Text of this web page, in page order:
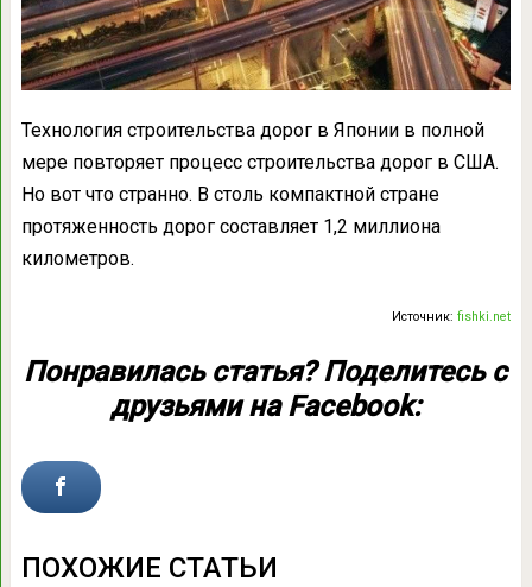
Технология строительства дорог в Японии в полной
мере повторяет процесс строительства дорог в США.
Но вот что странно. В столь компактной стране
протяженность дорог составляет 1,2 миллиона
километров.
Источник:fishki.net
Понравилась статья? Поделитесь с
друзьями на Facebook:
ПОХОЖИЕ СТАТЬИ